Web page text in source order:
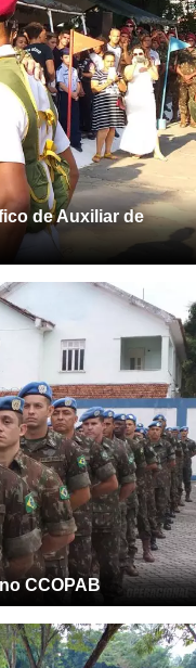
de Auxiliar de
CCOPAB